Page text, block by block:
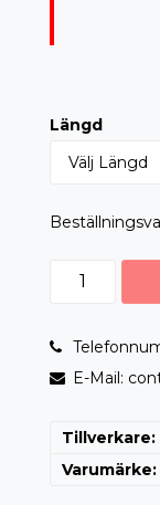
Längd
E-Mail:
Tillverkare
Varumärke